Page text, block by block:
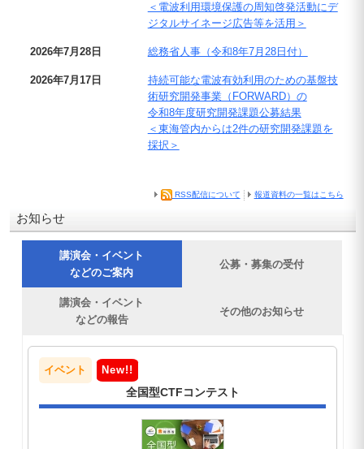
＜電波利用環境保護の周知啓発活動にデ
ジタルサイネージ広告等を活用＞
2026年7月28日 総務省人事（令和8年7月28日付）
2026年7月17日
持続可能な電波有効利用のための基盤技
術研究開発事業（FORWARD）の
令和8年度研究開発課題公募結果
＜東海管内からは2件の研究開発課題を
採択＞
RSS配信について 報道資料の一覧はこちら
お知らせ
講演会・イベント
などのご案内
公募・募集の受付
講演会・イベント
などの報告
その他のお知らせ
イベント
全国型CTFコンテスト
New!!